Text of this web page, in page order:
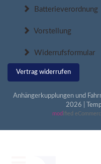
Batterieverordnung
Vorstellung
Widerrufsformular
Vertrag widerrufen
Anhängerkupplungen und
2026 |
mod ified